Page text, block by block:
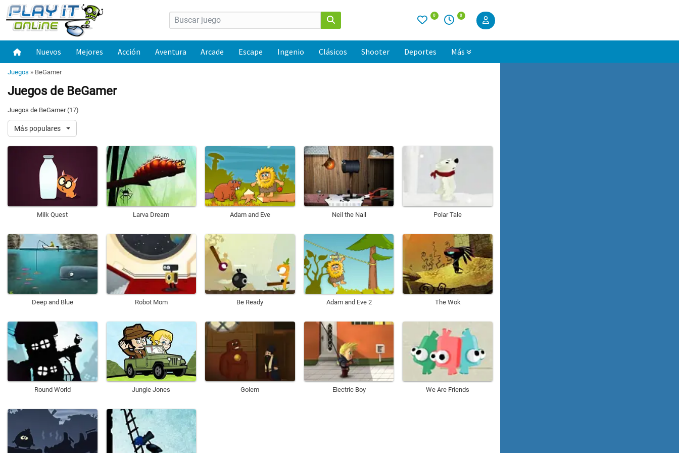
0 0
Nuevos Mejores Acción Aventura Arcade Escape Ingenio Clásicos Shooter Deportes Más
Juegos » BeGamer
Juegos de BeGamer
Juegos de BeGamer (17)
Más populares
Milk Quest Larva Dream Adam and Eve Neil the Nail Polar Tale
Deep and Blue Robot Mom Be Ready Adam and Eve 2 The Wok
Round World Jungle Jones Golem Electric Boy We Are Friends